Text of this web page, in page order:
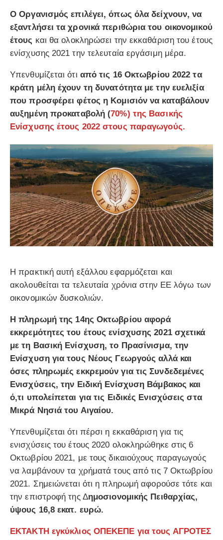
Ο Οργανισμός επιλέγει, όπως όλα δείχνουν, να
εξαντλήσει τα χρονικά περιθώρια του οικονομικού
έτους και θα ολοκληρώσει την εκκαθάριση του έτους
ενίσχυσης 2021 την τελευταία εργάσιμη μέρα.
Υπενθυμίζεται ότι από τις 16 Οκτωβρίου 2022 τα
κράτη μέλη έχουν τη δυνατότητα με την ευελιξία
που προσφέρει φέτος η Κομισιόν να καταβάλουν
αυξημένη προκαταβολή (70%) της Βασικής
Ενίσχυσης έτους 2022 στους παραγωγούς.
Η πρακτική αυτή εξάλλου εφαρμόζεται και
ακολουθείται τα τελευταία χρόνια στην ΕΕ λόγω των
οικονομικών δυσκολιών.
Η πληρωμή της 14ης Οκτωβρίου αφορά
εκκρεμότητες του έτους ενίσχυσης 2021 σχετικά
με τη Βασική Ενίσχυση, το Πρασίνισμα, την
Ενίσχυση για τους Νέους Γεωργούς αλλά και
όσες πληρωμές εκκρεμούν για τις Συνδεδεμένες
Ενισχύσεις, την Ειδική Ενίσχυση Βάμβακος και
ό,τι υπολείπεται για τις Ειδικές Ενισχύσεις στα
Μικρά Νησιά του Αιγαίου.
Υπενθυμίζεται ότι πέρσι η εκκαθάριση για τις
ενισχύσεις του έτους 2020 ολοκληρώθηκε στις 6
Οκτωβρίου 2021, με τους δικαιούχους παραγωγούς
να λαμβάνουν τα χρήματά τους από τις 7 Οκτωβρίου
2021. Σημειώνεται ότι η πληρωμή αφορούσε τότε και
την επιστροφή της Δημοσιονομικής Πειθαρχίας,
ύψους 16,8 εκατ. ευρώ.
ΕΚΤΑΚΤΗ εγκύκλιος ΟΠΕΚΕΠΕ για τους ΑΓΡΟΤΕΣ